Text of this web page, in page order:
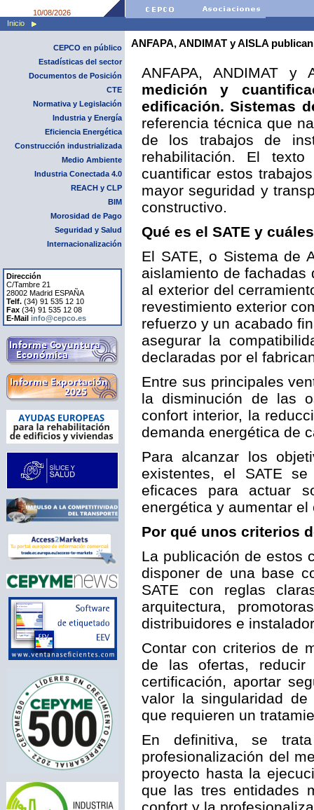
10/08/2026
Inicio
CEPCO en público
Estadísticas del sector
Documentos de Posición
CTE
Normativa y Legislación
Industria y Energía
Eficiencia Energética
Construcción industrializada
Medio Ambiente
Industria Conectada 4.0
REACH y CLP
BIM
Morosidad de Pago
Seguridad y Salud
Internacionalización
Dirección
C/Tambre 21
28002 Madrid ESPAÑA
Telf. (34) 91 535 12 10
Fax (34) 91 535 12 08
E-Mail info@cepco.es
ANFAPA, ANDIMAT y AISLA
ANFAPA, ANDIMAT
medición y
edificación. Sistemas
referencia técnica que
de los trabajos de
rehabilitación. El
cuantificar estos
mayor seguridad y
constructivo.
Qué es el SATE y
El SATE, o Sistema de
aislamiento de
al exterior del
revestimiento exterior
refuerzo y un acabado
asegurar la
declaradas por el
Entre sus principales
la disminución de las
confort interior, la
demanda energética de
Para alcanzar los
existentes, el SATE
eficaces para actuar
energética y aumentar
Por qué unos criterios
La publicación de estos
disponer de una base
SATE con reglas
arquitectura,
distribuidores e
Contar con criterios de
de las ofertas,
certificación, aportar
valor la singularidad de
que requieren un
En definitiva, se
profesionalización del
proyecto hasta la
que las tres entidades